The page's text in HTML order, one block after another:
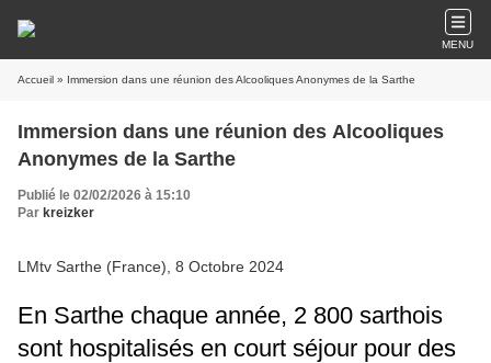
MENU
Accueil » Immersion dans une réunion des Alcooliques Anonymes de la Sarthe
Immersion dans une réunion des Alcooliques
Anonymes de la Sarthe
Publié le 02/02/2026 à 15:10
Par kreizker
LMtv Sarthe (France), 8 Octobre 2024
En Sarthe chaque année, 2 800 sarthois
sont hospitalisés en court séjour pour des